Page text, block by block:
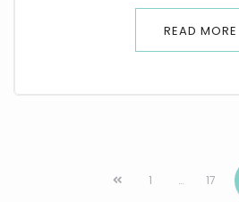
READ MORE
1 … 17